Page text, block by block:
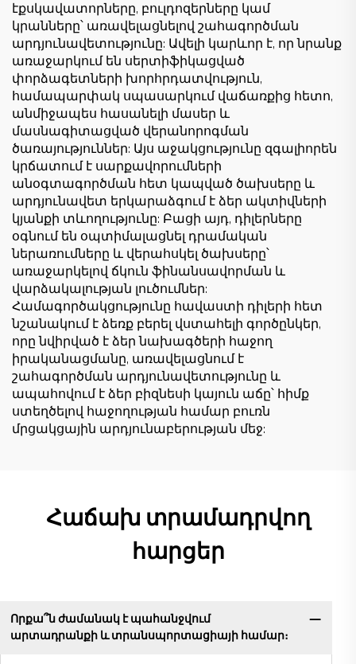
էքսկավատորները, բուլդոզերները կամ
կրանները՝ առավելացնելով շահագործման
արդյունավետությունը: Ավելի կարևոր է, որ նրանք
առաջարկում են սերտիֆիկացված
փորձագետների խորհրդատվություն,
համապարփակ սպասարկում վաճառքից հետո,
անմիջապես հասանելի մասեր և
մասնագիտացված վերանորոգման
ծառայություններ: Այս աջակցությունը զգալիորեն
կրճատում է սարքավորումների
անօգտագործման հետ կապված ծախսերը և
արդյունավետ երկարաձգում է ձեր ակտիվների
կյանքի տևողությունը: Բացի այդ, դիլերները
օգնում են օպտիմալացնել դրամական
ներառումները և վերահսկել ծախսերը՝
առաջարկելով ճկուն ֆինանսավորման և
վարձակալության լուծումներ:
Համագործակցությունը հավաստի դիլերի հետ
նշանակում է ձեռք բերել վստահելի գործընկեր,
որը նվիրված է ձեր նախագծերի հաջող
իրականացմանը, առավելացնում է
շահագործման արդյունավետությունը և
ապահովում է ձեր բիզնեսի կայուն աճը՝ հիմք
ստեղծելով հաջողության համար բուռն
մրցակցային արդյունաբերության մեջ:
Հաճախ տրամադրվող
հարցեր
Որքա՞ն ժամանակ է պահանջվում
արտադրանքի և տրանսպորտացիայի համար։